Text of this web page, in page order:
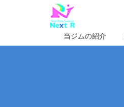
当ジムの紹介